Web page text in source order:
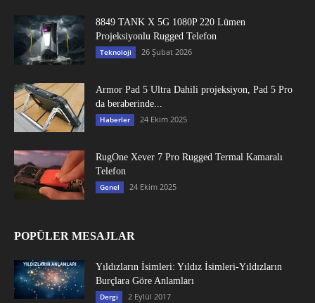
8849 TANK X 5G 1080P 220 Lümen
Projeksiyonlu Rugged Telefon
Teknoloji 26 Şubat 2026
Armor Pad 5 Ultra Dahili projeksiyon, Pad 5 Pro
da beraberinde...
Haberler 24 Ekim 2025
RugOne Xever 7 Pro Rugged Termal Kamaralı
Telefon
Genel 24 Ekim 2025
POPÜLER MESAJLAR
Yıldızların İsimleri: Yıldız İsimleri-Yıldızların
Burçlara Göre Anlamları
Dergi 2 Eylül 2017